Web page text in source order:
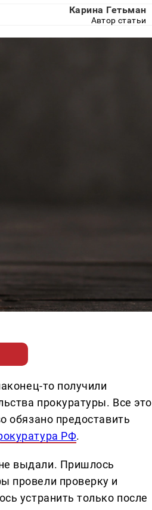
Карина Гетьман
Автор статьи
то получили
прокуратуры. Все это
обязано предоставить
РФ.
выдали. Пришлось
провели проверку и
устранить только после